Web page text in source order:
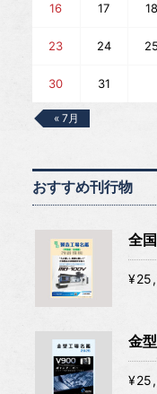
16 17 18
23 24 25
30 31
« 7月
おすすめ刊行物
全
金